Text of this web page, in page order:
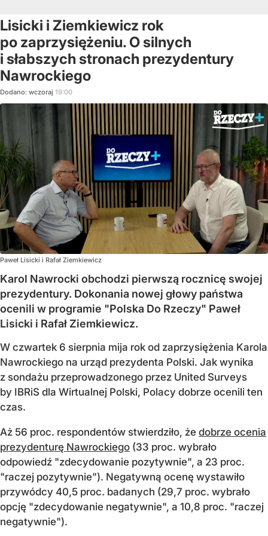
Lisicki i Ziemkiewicz rok
po zaprzysiężeniu. O silnych
i słabszych stronach prezydentury
Nawrockiego
Dodano: wczoraj 19:00
Paweł Lisicki i Rafał Ziemkiewicz
Karol Nawrocki obchodzi pierwszą rocznicę swojej
prezydentury. Dokonania nowej głowy państwa
ocenili w programie "Polska Do Rzeczy" Paweł
Lisicki i Rafał Ziemkiewicz.
W czwartek 6 sierpnia mija rok od zaprzysiężenia Karola
Nawrockiego na urząd prezydenta Polski. Jak wynika
z sondażu przeprowadzonego przez United Surveys
by IBRiS dla Wirtualnej Polski, Polacy dobrze ocenili ten
czas.
Aż 56 proc. respondentów stwierdziło, że dobrze ocenia
prezydenturę Nawrockiego (33 proc. wybrało
odpowiedź "zdecydowanie pozytywnie", a 23 proc.
"raczej pozytywnie"). Negatywną ocenę wystawiło
przywódcy 40,5 proc. badanych (29,7 proc. wybrało
opcję "zdecydowanie negatywnie", a 10,8 proc. "raczej
negatywnie").